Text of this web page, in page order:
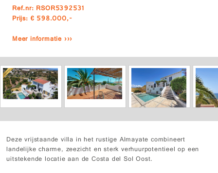
Ref.nr: RSOR5392531
Prijs: € 598.000,-
Meer informatie ›››
Deze vrijstaande villa in het rustige Almayate combineert
landelijke charme, zeezicht en sterk verhuurpotentieel op een
uitstekende locatie aan de Costa del Sol Oost.